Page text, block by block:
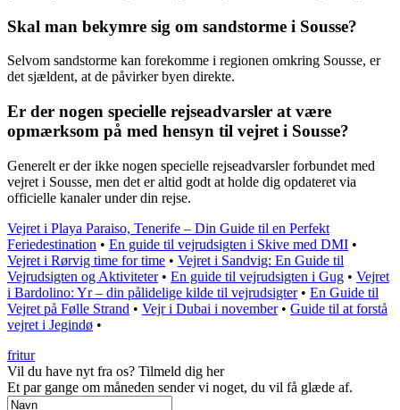
Skal man bekymre sig om sandstorme i Sousse?
Selvom sandstorme kan forekomme i regionen omkring Sousse, er
det sjældent, at de påvirker byen direkte.
Er der nogen specielle rejseadvarsler at være
opmærksom på med hensyn til vejret i Sousse?
Generelt er der ikke nogen specielle rejseadvarsler forbundet med
vejret i Sousse, men det er altid godt at holde dig opdateret via
officielle kanaler under din rejse.
Vejret i Playa Paraiso, Tenerife – Din Guide til en Perfekt
Feriedestination • En guide til vejrudsigten i Skive med DMI •
Vejret i Rørvig time for time • Vejret i Sandvig: En Guide til
Vejrudsigten og Aktiviteter• En guide til vejrudsigten i Gug • Vejret
i Bardolino: Yr – din pålidelige kilde til vejrudsigter• En Guide til
Vejret på Følle Strand • Vejr i Dubai i november• Guide til at forstå
vejret i Jegindø •
fritur
Vil du have nyt fra os? Tilmeld dig her
Et par gange om måneden sender vi noget, du vil få glæde af.